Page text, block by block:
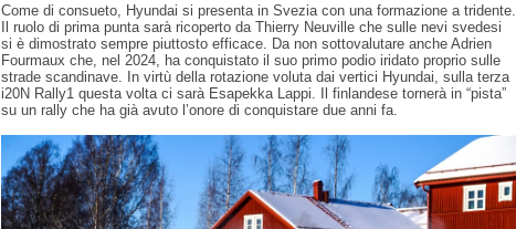
Come di consueto, Hyundai si presenta in Svezia con una formazione a tridente.
Il ruolo di prima punta sarà ricoperto da Thierry Neuville che sulle nevi svedesi
si è dimostrato sempre piuttosto efficace. Da non sottovalutare anche Adrien
Fourmaux che, nel 2024, ha conquistato il suo primo podio iridato proprio sulle
strade scandinave. In virtù della rotazione voluta dai vertici Hyundai, sulla terza
i20N Rally1 questa volta ci sarà Esapekka Lappi. Il finlandese tornerà in “pista”
su un rally che ha già avuto l’onore di conquistare due anni fa.